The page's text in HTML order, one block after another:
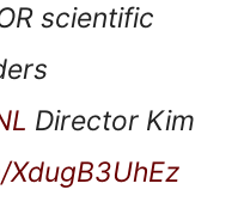
scientific
Director Kim